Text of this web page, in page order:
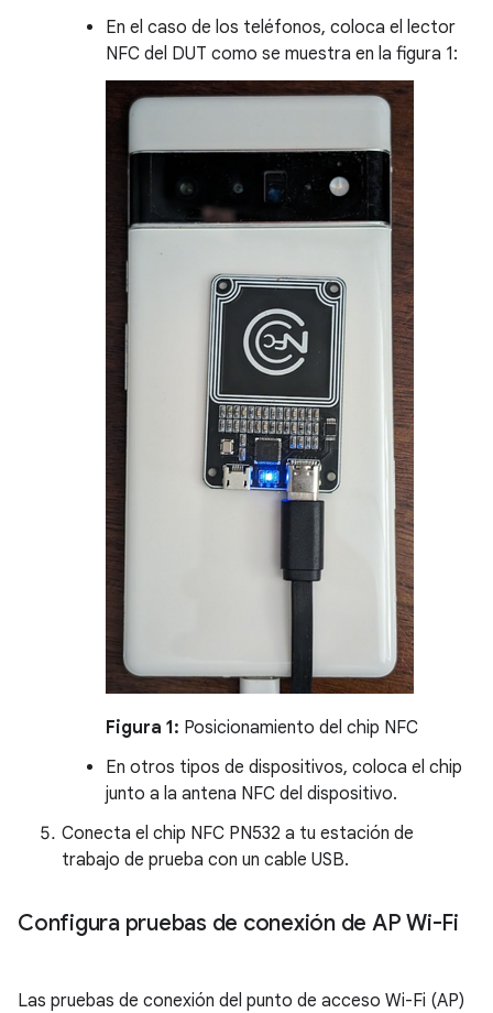
En el caso de los teléfonos, coloca el lector
NFC del DUT como se muestra en la figura 1:
Figura 1: Posicionamiento del chip NFC
En otros tipos de dispositivos, coloca el chip
junto a la antena NFC del dispositivo.
Conecta el chip NFC PN532 a tu estación de
trabajo de prueba con un cable USB.
Configura pruebas de conexión de AP Wi-Fi
Las pruebas de conexión del punto de acceso Wi-Fi (AP)